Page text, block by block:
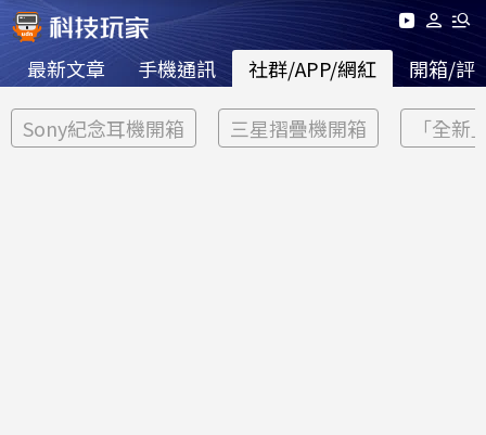
最新文章 手機通訊 社群/APP/網紅 開箱/評
Sony紀念耳機開箱 三星摺疊機開箱 「全新